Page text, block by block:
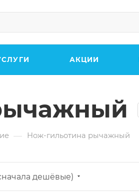
АКЦИИ
— Нож-гильотина рычажный
дешёвые)